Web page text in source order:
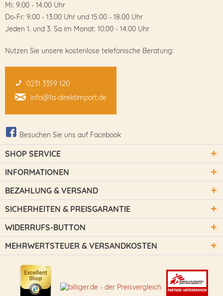
Mi: 9:00 - 14:00 Uhr
Do-Fr: 9:00 - 13:00 Uhr und 15:00 - 18:00 Uhr
Jeden 1. und 3. Sa im Monat: 10:00 - 14:00 Uhr
Nutzen Sie unsere kostenlose telefonische Beratung:
0231 3359 120
info@1a-direktimport.de
Besuchen Sie uns auf Facebook
SHOP SERVICE
INFORMATIONEN
BEZAHLUNG & VERSAND
SICHERHEITEN & PREISGARANTIE
WIDERRUFS-BUTTON
MEHRWERTSTEUER & VERSANDKOSTEN